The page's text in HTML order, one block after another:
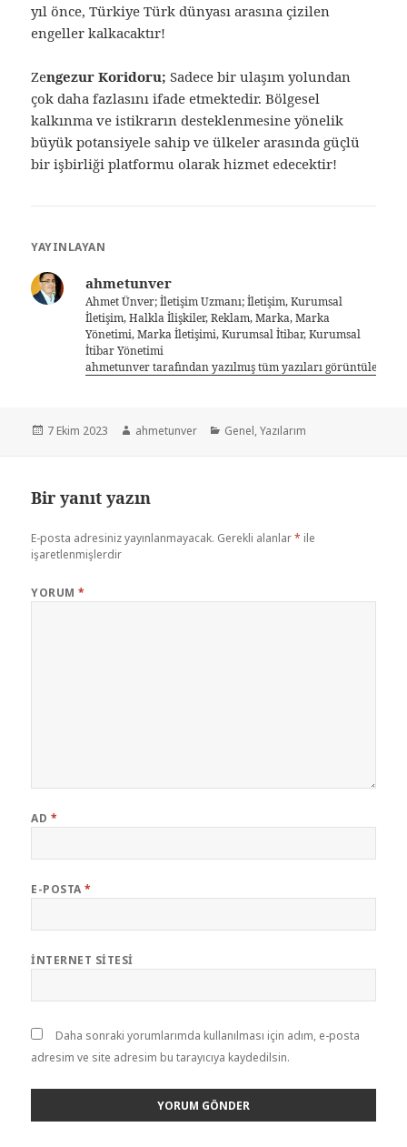
yıl önce, Türkiye Türk dünyası arasına çizilen
engeller kalkacaktır!
Zengezur Koridoru; Sadece bir ulaşım yolundan
çok daha fazlasını ifade etmektedir. Bölgesel
kalkınma ve istikrarın desteklenmesine yönelik
büyük potansiyele sahip ve ülkeler arasında güçlü
bir işbirliği platformu olarak hizmet edecektir!
YAYINLAYAN
ahmetunver
Ahmet Ünver; İletişim Uzmanı; İletişim, Kurumsal
İletişim, Halkla İlişkiler, Reklam, Marka, Marka
Yönetimi, Marka İletişimi, Kurumsal İtibar, Kurumsal
İtibar Yönetimi
ahmetunver tarafından yazılmış tüm yazıları görüntüle
7 Ekim 2023 ahmetunver Genel,Yazılarım
Bir yanıt yazın
E-posta adresiniz yayınlanmayacak. Gerekli alanlar* ile
işaretlenmişlerdir
YORUM*
AD *
E-POSTA*
İNTERNET SITESI
Daha sonraki yorumlarımda kullanılması için adım, e-posta
adresim ve site adresim bu tarayıcıya kaydedilsin.